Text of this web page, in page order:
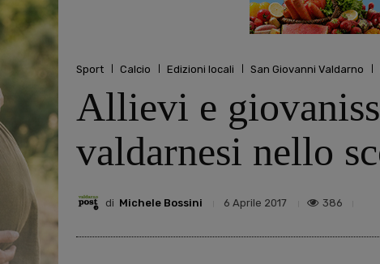
Sport Calcio Edizioni locali San Giovanni Valdarno
Allievi e
valdarnesi nello
di Michele Bossini 6 Aprile 2017 386